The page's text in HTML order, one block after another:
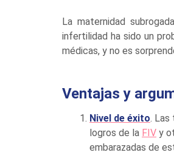
La maternidad
infertilidad ha sido un
médicas, y no es
Ventajas y
Nivel de éxito. Las
logros de la FIV y
embarazadas de